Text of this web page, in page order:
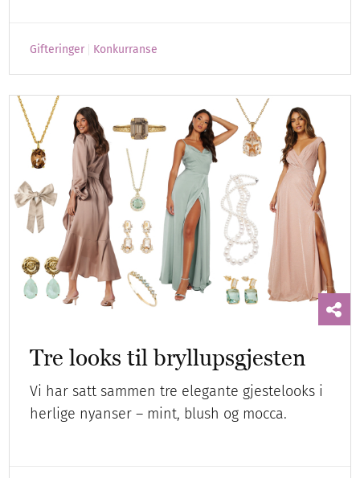
Gifteringer Konkurranse
Tre looks til bryllupsgjesten
Vi har satt sammen tre elegante gjestelooks i
herlige nyanser – mint, blush og mocca.